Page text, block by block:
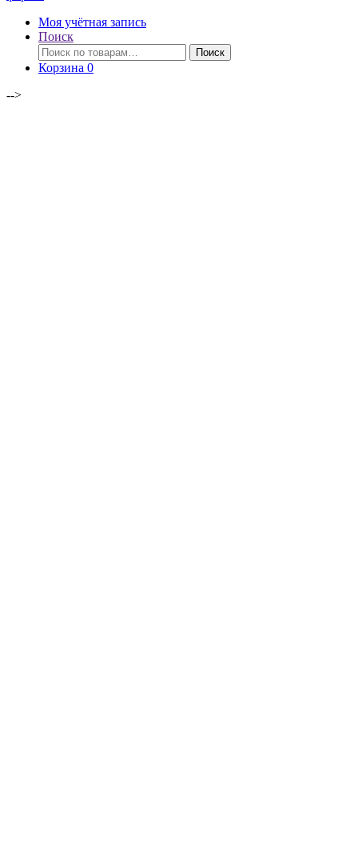
Моя учётная запись
Поиск
Искать:
Поиск
Корзина 0
-->